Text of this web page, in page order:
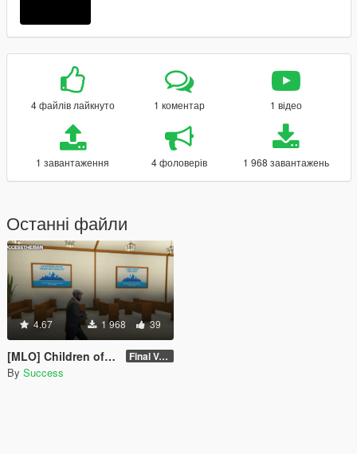
4 файлів лайкнуто 1 коментар 1 відео
1 завантаження 4 фоловерів 1 968 завантажень
Останні файли
4.67 1 968 39
[MLO] Children of The Mountain Fellowship Temple Interior [Add-On SP / FiveM] Final Version - SP
By Success